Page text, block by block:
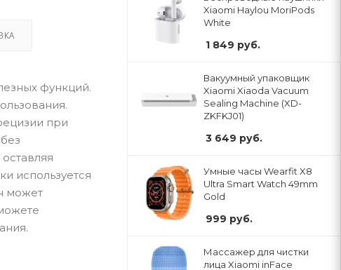
функций.
при
используется
может
Xiaomi Haylou MoriPods
White
1 849 руб.
Вакуумный упаковщик
Xiaomi Xiaoda Vacuum
Sealing Machine (XD-
ZKFKJ01)
3 649 руб.
Умные часы Wearfit X8
Ultra Smart Watch 49mm
Gold
999 руб.
Массажер для чистки
лица Xiaomi inFace